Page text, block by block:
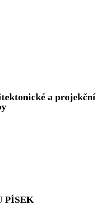
a projekční
PÍSEK